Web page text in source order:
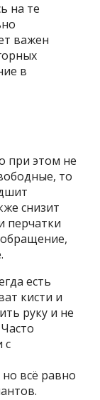
на те
важен
в
при этом не
то
снизит
перчатки
есть
кисти и
руку и не
с
всё равно